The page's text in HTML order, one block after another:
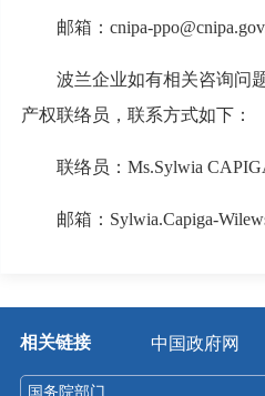
邮箱：cnipa-
波兰企业如有相关咨询问
产权联络员，联系方式如下：
联络员：Ms.Sylwia
邮箱：Sylwia.Capiga-
相关链接 中国政府网
国务院部门